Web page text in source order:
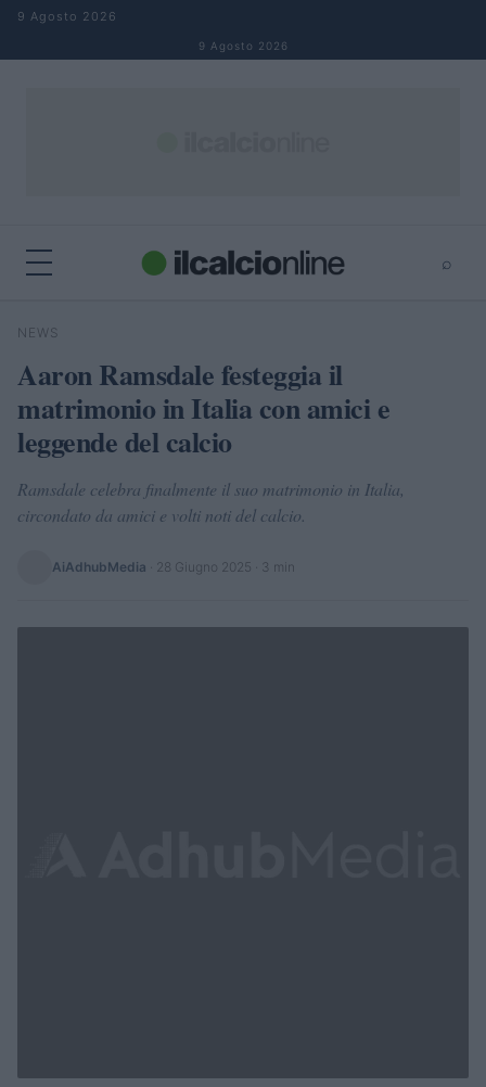
Salta al contenuto
9 Agosto 2026
9 Agosto 2026
⌕
Cerca
NEWS
Aaron Ramsdale festeggia il
matrimonio in Italia con amici e
leggende del calcio
Ramsdale celebra finalmente il suo matrimonio in Italia,
circondato da amici e volti noti del calcio.
AiAdhubMedia 28 Giugno 2025 · 3 min